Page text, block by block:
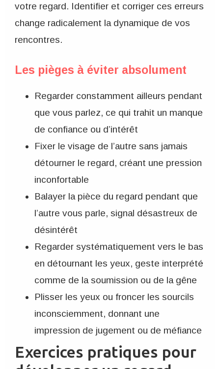
votre regard. Identifier et corriger ces erreurs
change radicalement la dynamique de vos
rencontres.
Les pièges à éviter absolument
Regarder constamment ailleurs pendant
que vous parlez, ce qui trahit un manque
de confiance ou d’intérêt
Fixer le visage de l’autre sans jamais
détourner le regard, créant une pression
inconfortable
Balayer la pièce du regard pendant que
l’autre vous parle, signal désastreux de
désintérêt
Regarder systématiquement vers le bas
en détournant les yeux, geste interprété
comme de la soumission ou de la gêne
Plisser les yeux ou froncer les sourcils
inconsciemment, donnant une
impression de jugement ou de méfiance
Exercices pratiques pour